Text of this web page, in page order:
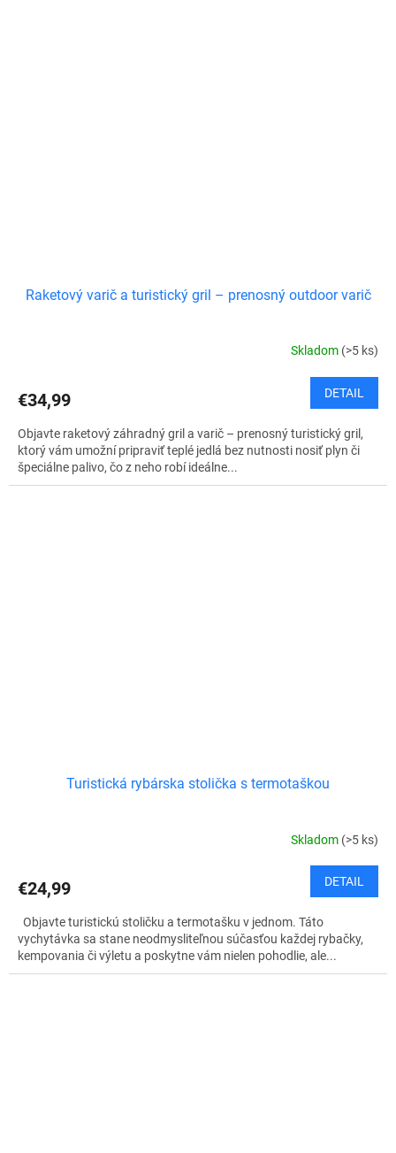
Raketový varič a turistický gril – prenosný outdoor varič
Skladom (>5 ks)
€34,99 DETAIL
Objavte raketový záhradný gril a varič – prenosný turistický gril,
ktorý vám umožní pripraviť teplé jedlá bez nutnosti nosiť plyn či
špeciálne palivo, čo z neho robí ideálne...
Turistická rybárska stolička s termotaškou
Skladom (>5 ks)
€24,99 DETAIL
Objavte turistickú stoličku a termotašku v jednom. Táto
vychytávka sa stane neodmysliteľnou súčasťou každej rybačky,
kempovania či výletu a poskytne vám nielen pohodlie, ale...